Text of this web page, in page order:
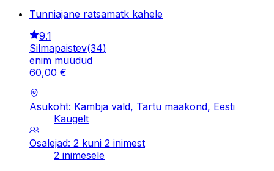
Tunniajane ratsamatk kahele
9.1
Silmapaistev(34)
enim müüdud
60,00 €
Asukoht: Kambja vald, Tartu maakond, Eesti
Kaugelt
Osalejad: 2 kuni 2 inimest
2 inimesele